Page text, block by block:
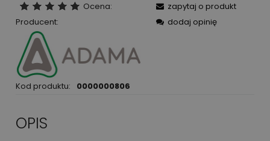
Ocena:
Producent:
Kod produktu: 0000000806
zapytaj o produkt
dodaj opinię
OPIS